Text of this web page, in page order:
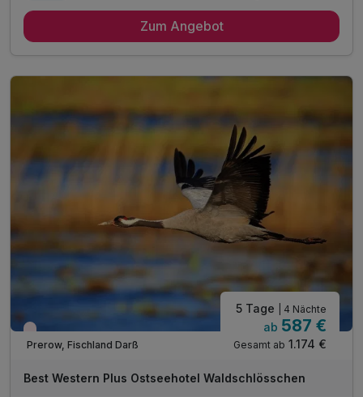
3 x Schlemmer Frühstück
1 x Flasche Champagner Brut zur Begrüßung
inkl. unbegrenzte Wohlfühlstunden im WALDSPA
inkl. Bademantel & Saunatücher
inkl. Parkplatz
inkl. Nutzung W-LAN
Zum Angebot
Wieder frei ab September
Prerow, Fischland Darß
5 Tage | 4 Nächte
ab 587 €
Gesamt ab 1.174 €
Best Western Plus Ostseehotel Waldschlösschen